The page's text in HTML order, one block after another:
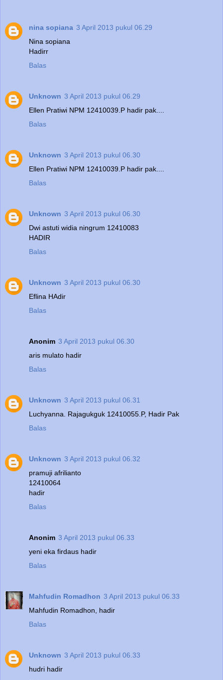
nina sopiana 3 April 2013 pukul 06.29
Nina sopiana
Hadirr
Balas
Unknown 3 April 2013 pukul 06.29
Ellen Pratiwi NPM 12410039.P hadir pak....
Balas
Unknown 3 April 2013 pukul 06.30
Ellen Pratiwi NPM 12410039.P hadir pak....
Balas
Unknown 3 April 2013 pukul 06.30
Dwi astuti widia ningrum 12410083
HADIR
Balas
Unknown 3 April 2013 pukul 06.30
Eflina HAdir
Balas
Anonim 3 April 2013 pukul 06.30
aris mulato hadir
Balas
Unknown 3 April 2013 pukul 06.31
Luchyanna. Rajagukguk 12410055.P, Hadir Pak
Balas
Unknown 3 April 2013 pukul 06.32
pramuji afrilianto
12410064
hadir
Balas
Anonim 3 April 2013 pukul 06.33
yeni eka firdaus hadir
Balas
Mahfudin Romadhon 3 April 2013 pukul 06.33
Mahfudin Romadhon, hadir
Balas
Unknown 3 April 2013 pukul 06.33
hudri hadir